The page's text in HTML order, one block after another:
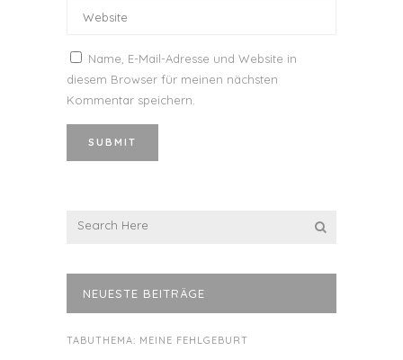
Name, E-Mail-Adresse und Website in
diesem Browser für meinen nächsten
Kommentar speichern.
NEUESTE BEITRÄGE
TABUTHEMA: MEINE FEHLGEBURT